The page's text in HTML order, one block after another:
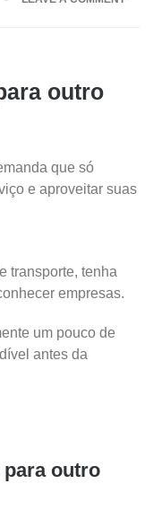
outro
que só
e aproveitar suas
transporte, tenha
empresas.
um pouco de
antes da
outro